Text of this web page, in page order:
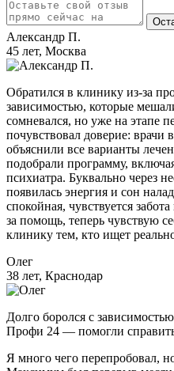
Александр П.
45 лет, Москва
Обратился в клинику из-за
зависимостью, которые
сомневался, но уже на этапе
почувствовал доверие: врачи
объяснили все варианты
подобрали программу,
психиатра. Буквально через
появилась энергия и сон
спокойная, чувствуется
за помощь, теперь чувствую
клинику тем, кто ищет
Олег
38 лет, Краснодар
Долго боролся с
Профи 24 — помогли
Я много чего перепробовал,